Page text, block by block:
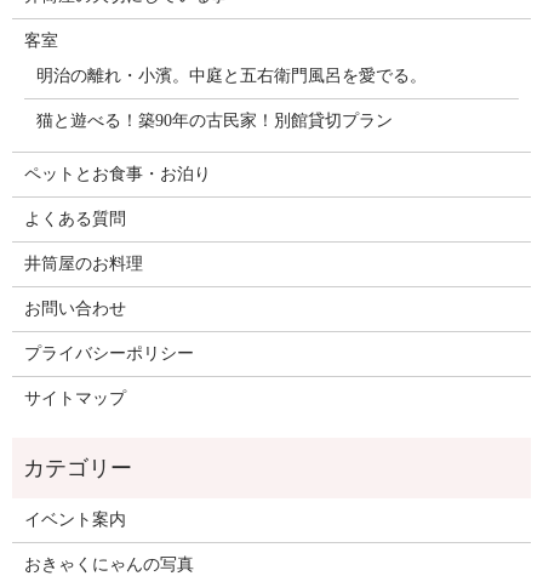
客室
明治の離れ・小濱。中庭と五右衛門風呂を愛でる。
猫と遊べる！築90年の古民家！別館貸切プラン
ペットとお食事・お泊り
よくある質問
井筒屋のお料理
お問い合わせ
プライバシーポリシー
サイトマップ
イベント案内
おきゃくにゃんの写真